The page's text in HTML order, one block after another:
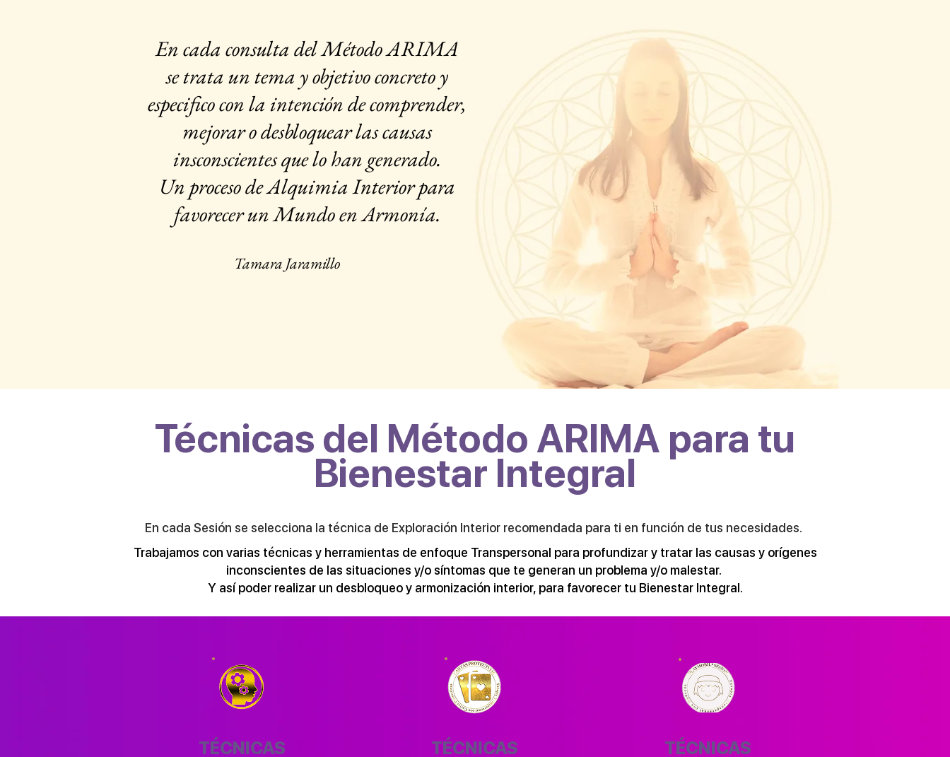
En cada consulta del Método ARIMA
se trata un tema y objetivo concreto y
especifico con la intención de comprender,
mejorar o desbloquear las causas
insconscientes que lo han generado.
Un proceso de Alquimia Interior para
favorecer un Mundo en Armonía.
Tamara Jaramillo
Técnicas del Método ARIMA para tu
Bienestar Integral
En cada Sesión se selecciona la técnica de Exploración Interior recomendada para ti en función de tus necesidades.
Trabajamos con varias técnicas y herramientas de enfoque Transpersonal para profundizar y tratar las causas y orígenes
inconscientes de las situaciones y/o síntomas que te generan un problema y/o malestar.
Y así poder realizar un desbloqueo y armonización interior, para favorecer tu Bienestar Integral.
TÉCNICAS TÉCNICAS TÉCNICAS